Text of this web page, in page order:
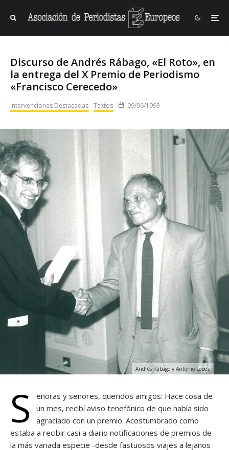
Discurso de Andrés Rábago, «El Roto», en
la entrega del X Premio de Periodismo
«Francisco Cerecedo»
Intervenciones Destacadas Textos 09/06/1993
Andrés Rábago y Antonio López
S
eñoras y señores, queridos amigos: Hace cosa de
un mes, recibí aviso tenefónico de que había sido
agraciado con un premio. Acostumbrado como
estaba a recibir casi a diario notificaciones de premios de
la más variada especie -desde fastuosos viajes a lejanos